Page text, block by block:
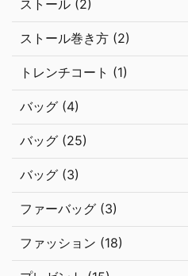
ストール (2)
ストール巻き方 (2)
トレンチコート (1)
バッグ (4)
バッグ (25)
バッグ (3)
ファーバッグ (3)
ファッション (18)